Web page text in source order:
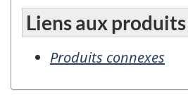
Liens aux
Produits connexes